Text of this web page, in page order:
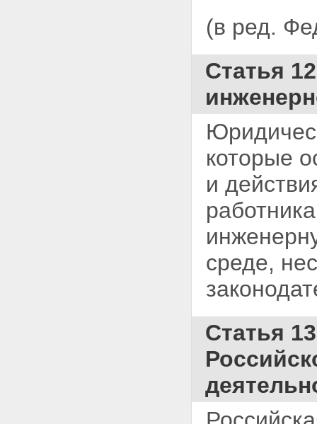
(в ред.
Статья
которые
и
среде,
Статья